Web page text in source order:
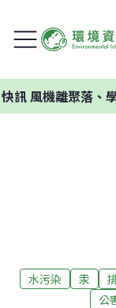
聚落、學校過近
水污染 汞
公